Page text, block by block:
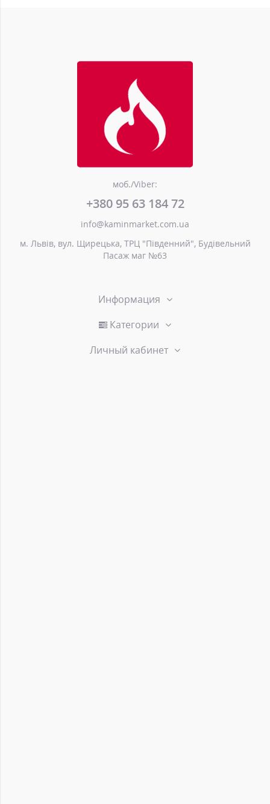
моб./Viber:
+380 95 63 184 72
info@kaminmarket.com.ua
м. Львів, вул. Щирецька, ТРЦ "Південний", Будівельний
Пасаж маг №63
Информация
Категории
Личный кабинет